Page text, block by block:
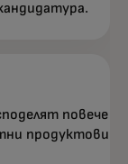
повече
продуктови